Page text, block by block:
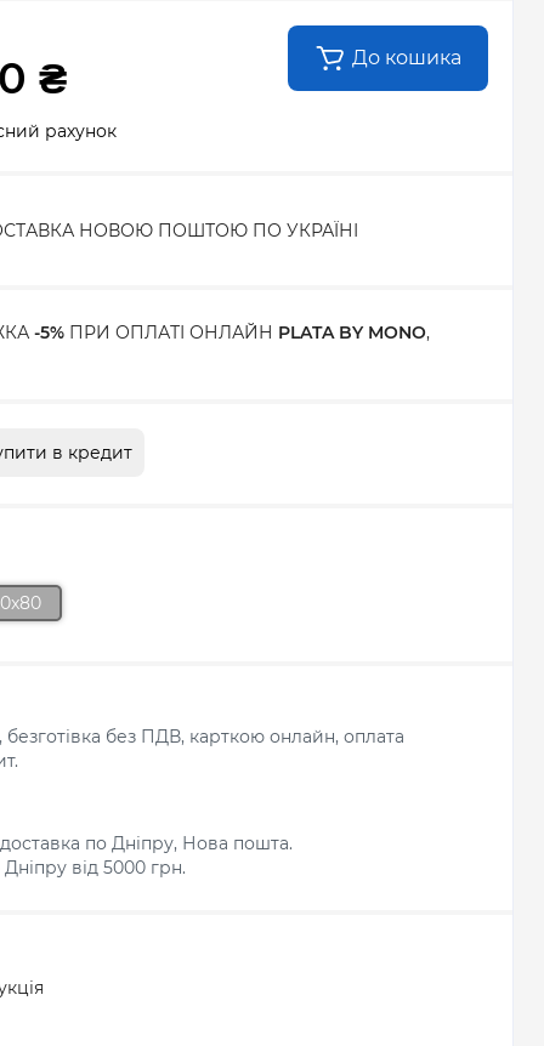
₴ До кошика
рахунок
НОВОЮ ПОШТОЮ ПО УКРАЇНІ
-5%ПРИ ОПЛАТІ ОНЛАЙН PLATA BY MONO,
в кредит
безготівка без ПДВ, карткою онлайн, оплата
по Дніпру, Нова пошта.
від 5000 грн.